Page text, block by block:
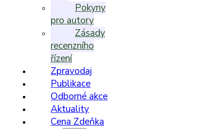
Pokyny
pro autory
Zásady
recenzního
řízení
Zpravodaj
Publikace
Odborné akce
Aktuality
Cena Zdeňka